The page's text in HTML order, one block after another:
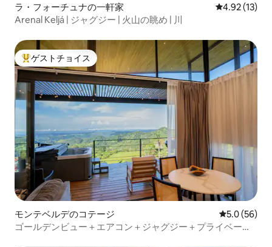
ラ・フォーチュナの一軒家 レビュー13
4.92 (13)
Arenal Keljá | ジャグジー | 火山の眺め | 川
大好評のゲストチョイスです。
ゲストチョイス
モンテベルデのコテージ レビュー56
5.0 (56)
ゴールデンビュー＋エアコン＋ジャグジー＋プライベート